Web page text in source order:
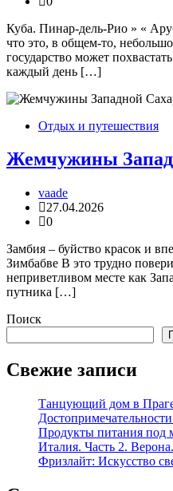
Куба. Пинар-дель-Рио » «
что это, в общем-то,
государство может
каждый день […]
Отдых и путешествия
Жемчужины
vaade
27.04.2026
0
Замбия – буйство красок и
Зимбабве В это трудно
неприветливом месте как
путника […]
Поиск
Свежие записи
Танцующий дом в
Продукты питания под
Италия. Часть 2. Верона.
Фризлайт: Искусство